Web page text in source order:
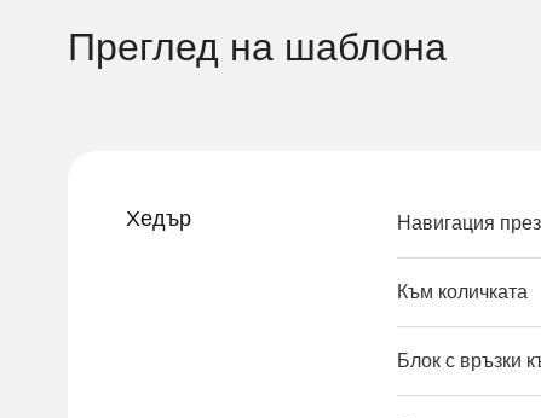
Преглед на шаблона
Хедър Навигация
Към количката
Блок с връзки